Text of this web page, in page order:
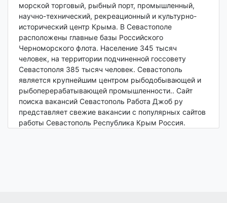
морской торговый, рыбный порт, промышленный,
научно-технический, рекреационный и культурно-
исторический центр Крыма. В Севастополе
расположены главные базы Российского
Черноморского флота. Население 345 тысяч
человек, на территории подчиненной госсовету
Севастополя 385 тысяч человек. Севастополь
является крупнейшим центром рыбодобывающей и
рыбоперерабатывающей промышленности.. Сайт
поиска вакансий Севастополь Работа Джоб ру
представляет свежие вакансии с популярных сайтов
работы Севастополь Республика Крым Россия.